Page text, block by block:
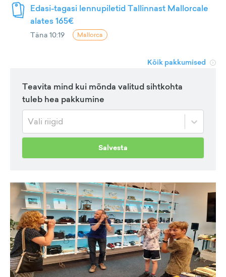
Edasi-tagasi lennupiletid Tallinnast Mallorcale
alates 165€
Täna 10:19 Mallorca
Kõik pakkumised
Teavita mind kui mõnda valitud sihtkohta
tuleb hea pakkumine
Vali riigid
Salvesta